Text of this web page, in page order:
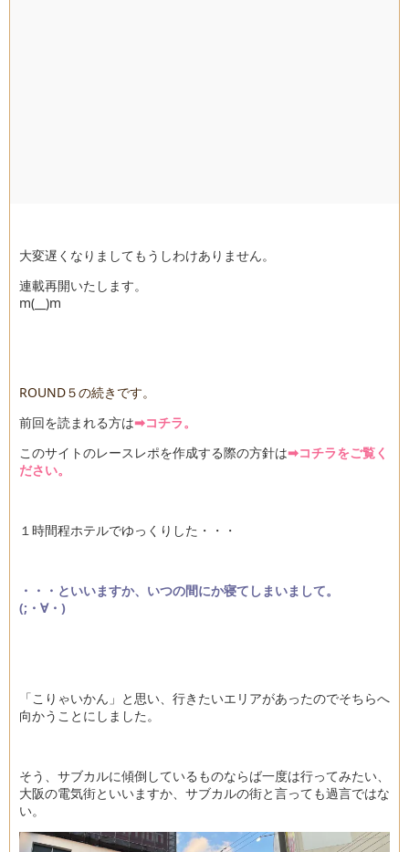
大変遅くなりましてもうしわけありません。
連載再開いたします。
m(__)m
ROUND５の続きです。
前回を読まれる方は➡コチラ。
このサイトのレースレポを作成する際の方針は➡コチラをご覧く
ださい。
１時間程ホテルでゆっくりした・・・
・・・といいますか、いつの間にか寝てしまいまして。
(;・∀・)
「こりゃいかん」と思い、行きたいエリアがあったのでそちらへ
向かうことにしました。
そう、サブカルに傾倒しているものならば一度は行ってみたい、
大阪の電気街といいますか、サブカルの街と言っても過言ではな
い。